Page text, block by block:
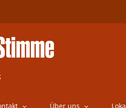
Über uns